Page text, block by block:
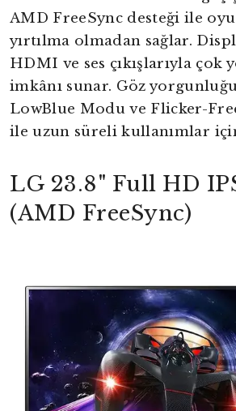
AMD FreeSync desteği ile
yırtılma olmadan sağlar.
HDMI ve ses çıkışlarıyla çok
imkânı sunar. Göz
LowBlue Modu ve Flicker-
ile uzun süreli kullanımlar
LG 23.8" Full HD
(AMD FreeSync)